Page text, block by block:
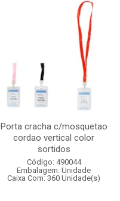
Porta cracha c/mosquetao
cordao vertical color
sortidos
Código: 490044
Embalagem: Unidade
Caixa Com: 360 Unidade(s)